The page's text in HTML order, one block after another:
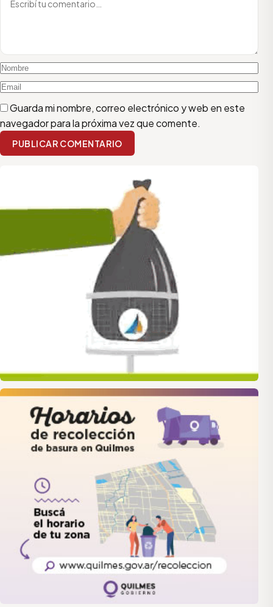
Guarda mi nombre, correo electrónico y web en este
navegador para la próxima vez que comente.
PUBLICAR COMENTARIO
quilmes